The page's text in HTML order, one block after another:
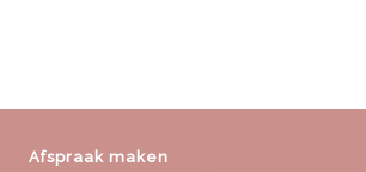
Afspraak maken